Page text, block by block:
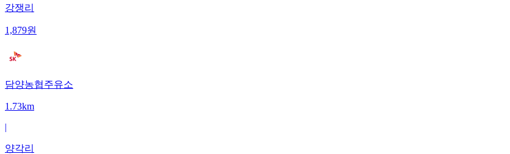
강쟁리
1,879원
담양농협주유소
1.73km
|
양각리